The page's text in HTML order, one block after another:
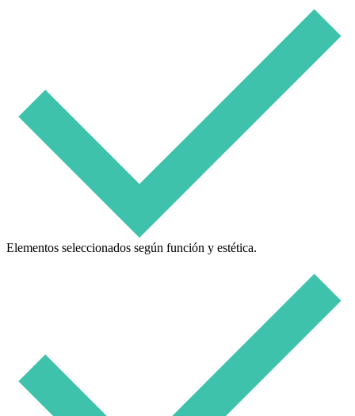
Elementos seleccionados según función y estética.